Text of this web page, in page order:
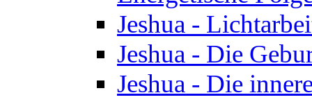
Jeshua -
Jeshua - Die
Jeshua - Die